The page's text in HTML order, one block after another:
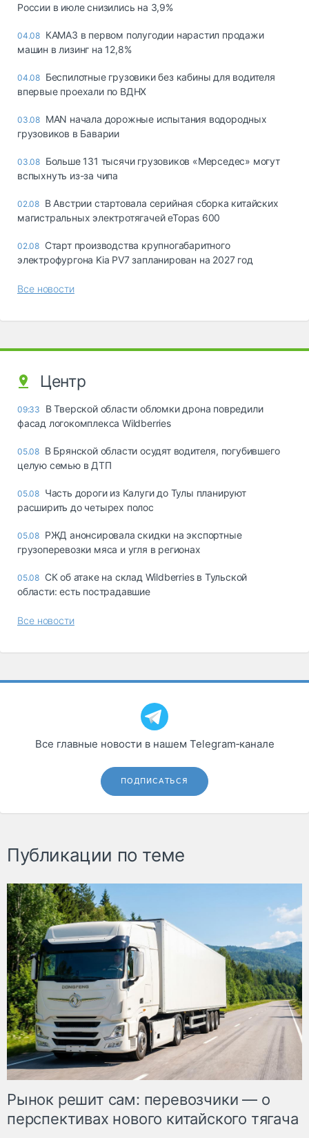
России в июле снизились на 3,9%
04.08 КАМАЗ в первом полугодии нарастил продажи
машин в лизинг на 12,8%
04.08 Беспилотные грузовики без кабины для водителя
впервые проехали по ВДНХ
03.08 MAN начала дорожные испытания водородных
грузовиков в Баварии
03.08 Больше 131 тысячи грузовиков «Мерседес» могут
вспыхнуть из-за чипа
02.08 В Австрии стартовала серийная сборка китайских
магистральных электротягачей eTopas 600
02.08 Старт производства крупногабаритного
электрофургона Kia PV7 запланирован на 2027 год
Все новости
Центр
09:33
В Тверской области обломки дрона повредили
фасад логокомплекса Wildberries
05.08 В Брянской области осудят водителя, погубившего
целую семью в ДТП
05.08 Часть дороги из Калуги до Тулы планируют
расширить до четырех полос
05.08 РЖД анонсировала скидки на экспортные
грузоперевозки мяса и угля в регионах
05.08 СК об атаке на склад Wildberries в Тульской
области: есть пострадавшие
Все новости
Все главные новости в нашем Telegram‑канале
ПОДПИСАТЬСЯ
Публикации по теме
Рынок решит сам: перевозчики — о
перспективах нового китайского тягача